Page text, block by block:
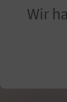
Wir